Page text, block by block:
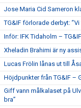
Jose Maria Cid Sameron
TG&IF förlorade derbyt:
Inför: IFK Tidaholm – TG&IF
Xheladin Brahimi är ny
Lucas Frölin lånas ut till
Höjdpunkter från TG&IF –
Giff vann målkalaset på
bra”